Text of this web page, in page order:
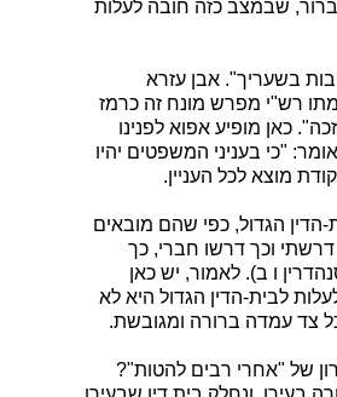
שבמצב כזה חובה לעלות
בשעריך". אבן עזרא
רש"י מפרש מונח זה כרמז
כאן מופיע אפוא לפנינו
"כי בעניני המשפטים יהיו
מוצא לכל העניין.
הדין הגדול, כפי שהם מובאים
וכך דרשו חברי, כך
ו ב). לאמור, יש כאן
לבית-הדין הגדול היא לא
צד עמדה ברורה ומגובשת.
של "אחרי רבים להטות"?